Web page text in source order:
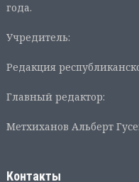
года.
Учредитель:
Редакция
Главный редактор:
Метхиханов Альберт
Контакты